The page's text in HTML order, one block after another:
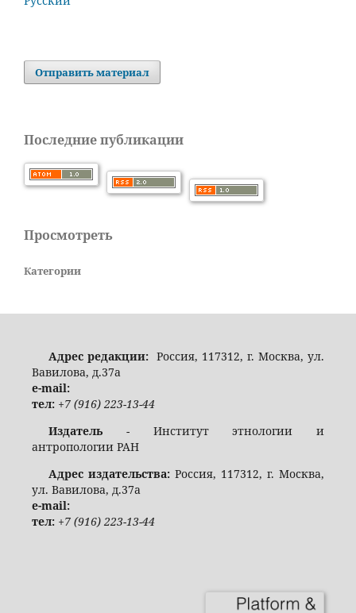
Отправить материал
Последние публикации
Просмотреть
Категории
Адрес редакции: Россия, 117312, г. Москва, ул.
Вавилова, д.37а
e-mail:
тел: +7 (916) 223-13-44
Издатель- Институт этнологии и
антропологии РАН
Адрес издательства: Россия, 117312, г. Москва,
ул. Вавилова, д.37а
e-mail:
тел: +7 (916) 223-13-44